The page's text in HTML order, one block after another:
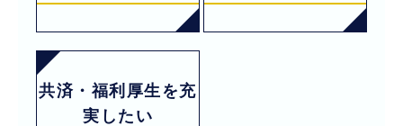
共済・福利厚生を充
実したい